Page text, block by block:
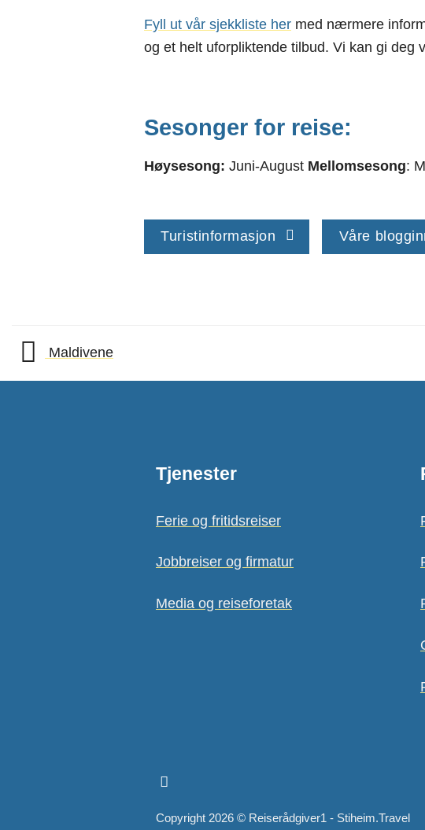
Fyll ut vår sjekkliste her med nærmere
og et helt uforpliktende tilbud. Vi kan gi deg
Sesonger for reise:
Høysesong: Juni-August Mellomsesong:
Turistinformasjon Våre
Maldivene
Tjenester
Ferie og fritidsreiser
Jobbreiser og firmatur
Media og reiseforetak
Copyright 2026 © Reiserådgiver1 - Stiheim.Travel